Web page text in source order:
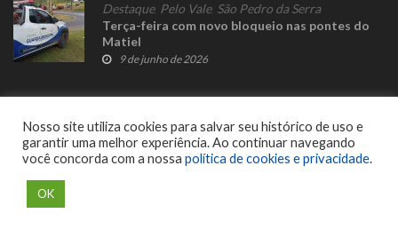
Destaque, Pelo Vale, São Pedro da Serra
Terça-feira com novo bloqueio nas pontes do
Matiel
9 de junho de 2026
Nosso site utiliza cookies para salvar seu histórico de uso e
garantir uma melhor experiência. Ao continuar navegando
você concorda com a nossa política de cookies e privacidade.
OK